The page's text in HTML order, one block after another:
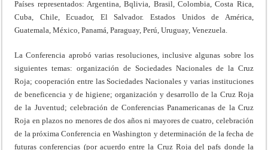
Países representados: Argentina, Bqlivia, Brasil, Colombia, Costa Rica,
Cuba, Chile, Ecuador, El Salvador. Estados Unidos de América,
Guatemala, México, Panamá, Paraguay, Perú, Uruguay, Venezuela.
La Conferencia aprobó varias resoluciones, inclusive algunas sobre los
siguientes temas: organización de Sociedades Nacionales de la Cruz
Roja; cooperación entre las Sociedades Nacionales y varias instituciones
de beneficencia y de higiene; organización y desarrollo de la Cruz Roja
de la Juventud; celebración de Conferencias Panamericanas de la Cruz
Roja en plazos no menores de dos años ni mayores de cuatro, celebración
de la próxima Conferencia en Washington y determinación de la fecha de
futuras conferencias (por acuerdo entre la Cruz Roja del pafs donde la